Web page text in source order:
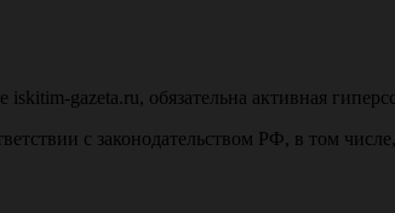
gazeta.ru, обязательна активная
с законодательством РФ, в том